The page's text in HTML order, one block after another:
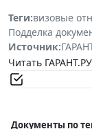
Теги:визовые
Подделка
Источник:
Читать
Документы по